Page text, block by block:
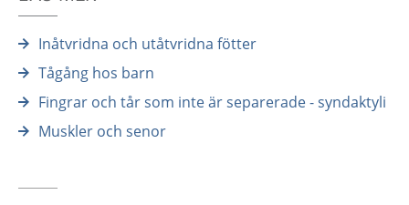
Inåtvridna och utåtvridna fötter
Tågång hos barn
Fingrar och tår som inte är separerade - syndaktyli
Muskler och senor